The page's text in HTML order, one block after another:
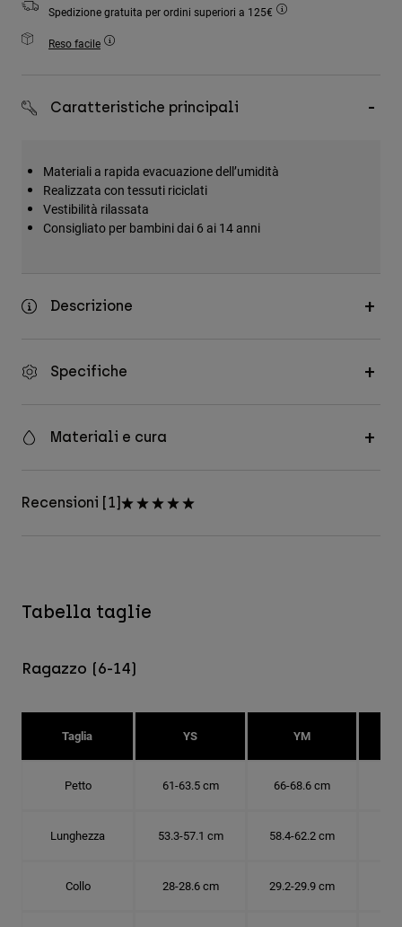
Accessori
Tutti gli accessori
Cappelli e Berretti
Spedizione gratuita per ordini superiori a 125€
Reso facile
Caratteristiche principali
Materiali a rapida evacuazione dell’umidità
Realizzata con tessuti riciclati
Vestibilità rilassata
Consigliato per bambini dai 6 ai 14 anni
Descrizione
Specifiche
Materiali e cura
Recensioni [1]
Tabella taglie
Ragazzo (6-14)
Taglia YS YM
Petto 61-63.5 cm 66-68.6 cm
Lunghezza 53.3-57.1 cm 58.4-62.2 cm
Collo 28-28.6 cm 29.2-29.9 cm